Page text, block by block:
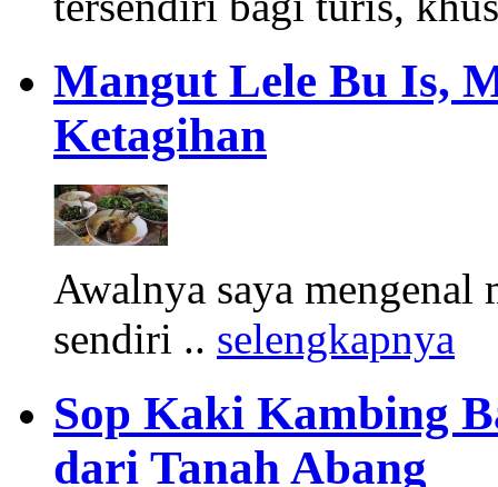
Mangut Lele Bu Is,
Ketagihan
Awalnya saya mengenal
sendiri .. selengkapnya
Sop Kaki Kambing
dari Tanah Abang